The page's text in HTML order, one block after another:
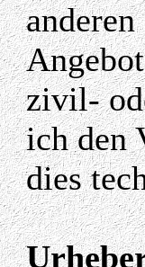
zivil-
ich den
dies